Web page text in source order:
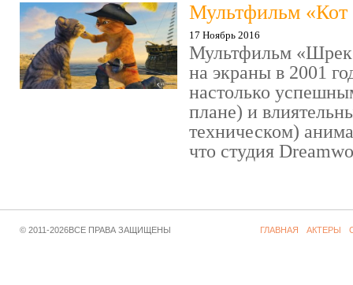
Мультфильм «Кот
17 Ноябрь 2016
Мультфильм
на экраны в 2001
настолько
плане) и
техническом)
что студия
© 2011-2026ВСЕ ПРАВА ЗАЩИЩЕНЫ ГЛАВНАЯ АКТЕРЫ